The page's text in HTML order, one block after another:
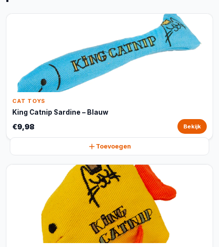
CAT TOYS
King Catnip Sardine – Blauw
€9,98 Bekijk
Toevoegen